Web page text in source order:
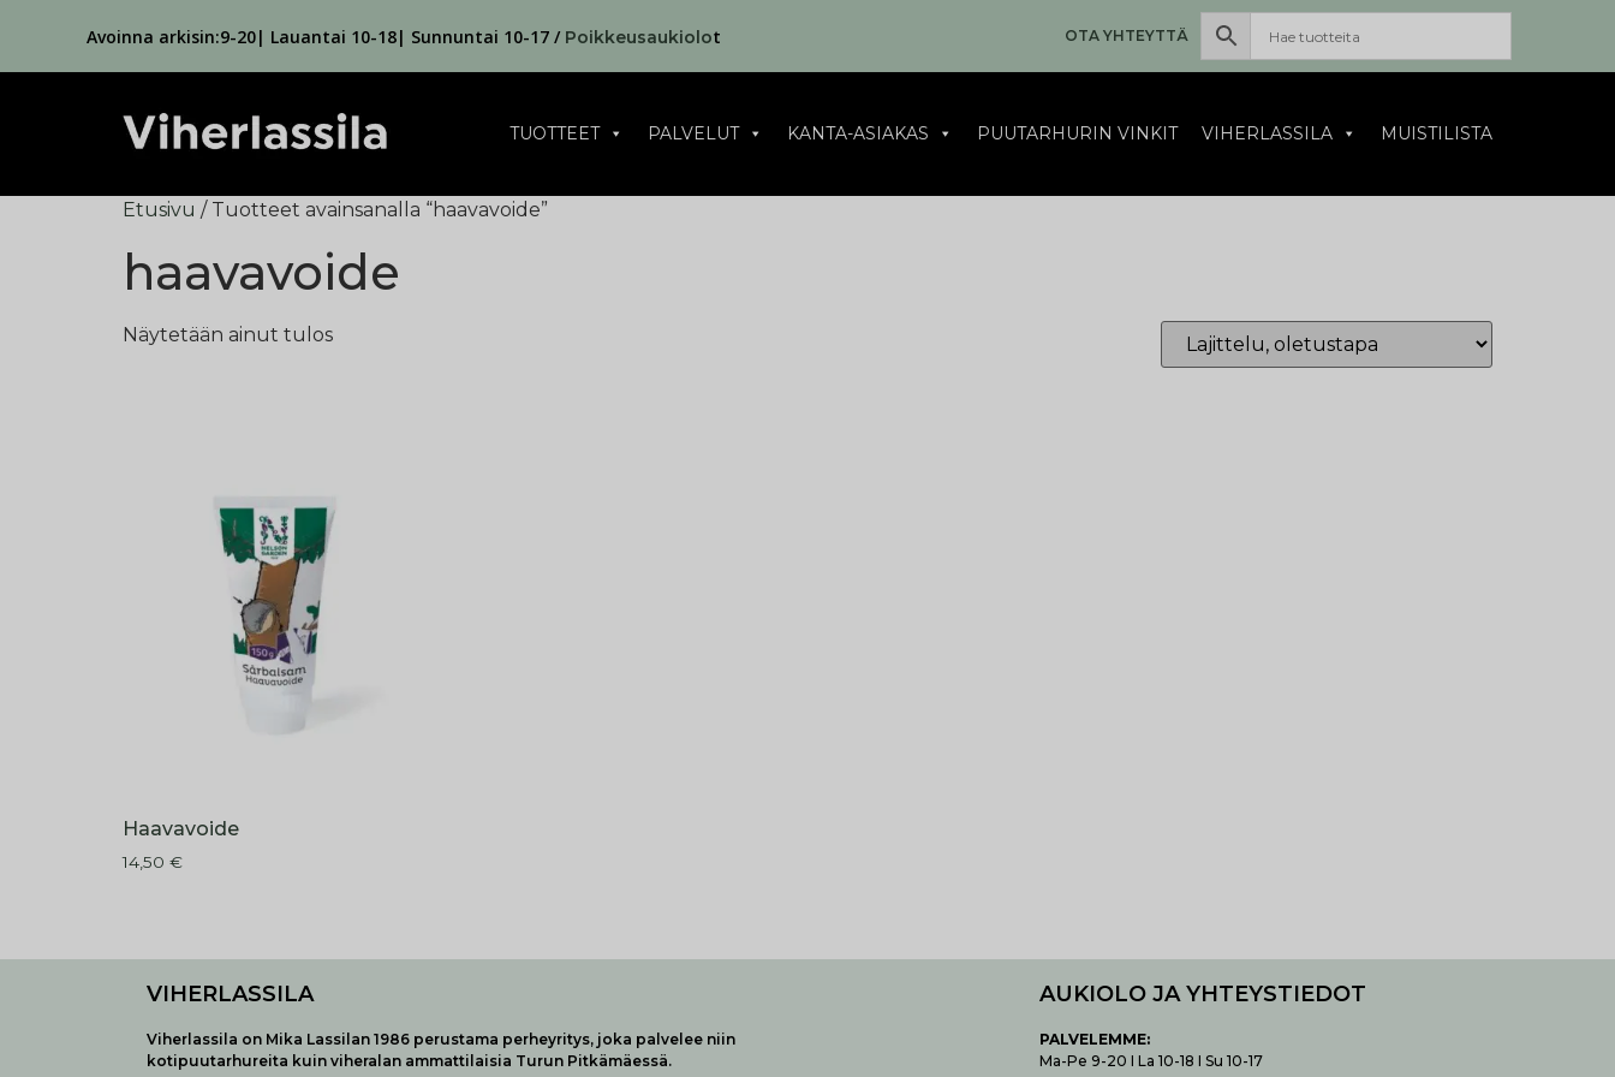
Avoinna arkisin:9-20| Lauantai 10-18| Sunnuntai 10-17 / Poikkeusaukiolot OTA YHTEYTTÄ
TUOTTEET PALVELUT KANTA-ASIAKAS PUUTARHURIN VINKIT VIHERLASSILA MUISTILISTA
Etusivu / Tuotteet avainsanalla “haavavoide”
haavavoide
Näytetään ainut tulos
Haavavoide
14,50 €
VIHERLASSILA
Viherlassila on Mika Lassilan 1986 perustama perheyritys, joka palvelee niin
kotipuutarhureita kuin viheralan ammattilaisia Turun Pitkämäessä.
AUKIOLO JA YHTEYSTIEDOT
PALVELEMME:
Ma-Pe 9-20 I La 10-18 I Su 10-17